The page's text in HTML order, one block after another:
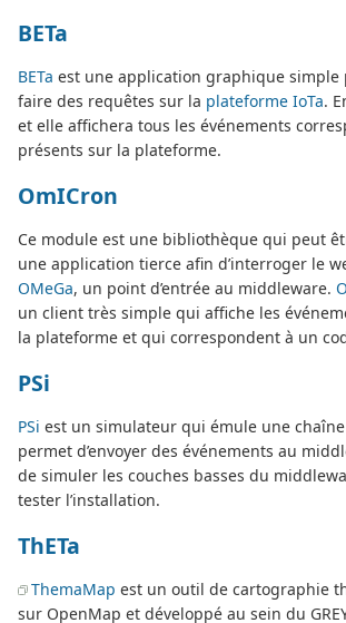
BETa
BETa est une application graphique simple
faire des requêtes sur la plateforme IoTa.
et elle affichera tous les événements
présents sur la plateforme.
OmICron
Ce module est une bibliothèque qui peut
une application tierce afin d’interroger le
OMeGa, un point d’entrée au middleware.
un client très simple qui affiche les
la plateforme et qui correspondent à un
PSi
PSi est un simulateur qui émule une
permet d’envoyer des événements au
de simuler les couches basses du
tester l’installation.
ThETa
ThemaMap est un outil de cartographie
sur OpenMap et développé au sein du